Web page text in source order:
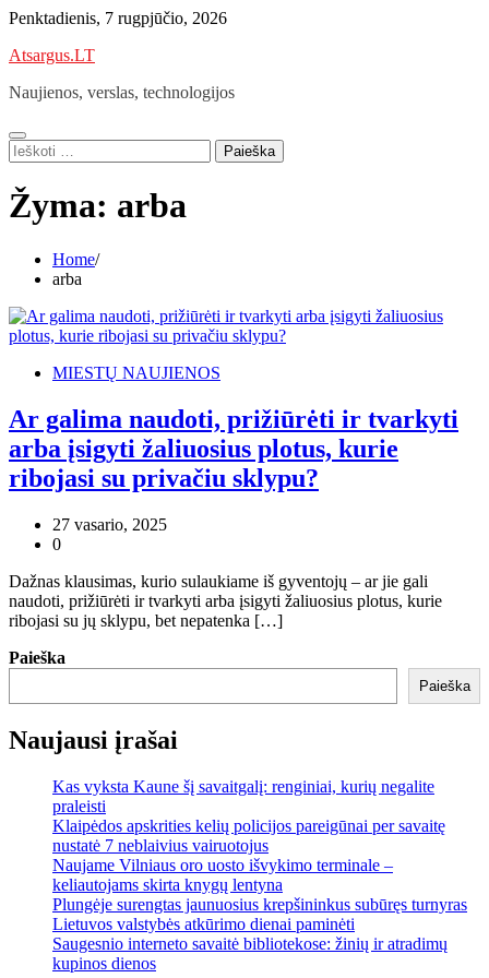
Skip
content
Penktadienis, 7 rugpjūčio, 2026
Atsargus.LT
Naujienos, verslas, technologijos
Ieškoti:
Žyma: arba
Home
arba
MIESTŲ NAUJIENOS
Ar galima naudoti, prižiūrėti ir tvarkyti
arba įsigyti žaliuosius plotus, kurie
ribojasi su privačiu sklypu?
27 vasario, 2025
0
Dažnas klausimas, kurio sulaukiame iš gyventojų – ar jie gali
naudoti, prižiūrėti ir tvarkyti arba įsigyti žaliuosius plotus, kurie
ribojasi su jų sklypu, bet nepatenka […]
Paieška
Paieška
Naujausi įrašai
Kas vyksta Kaune šį savaitgalį: renginiai, kurių negalite
praleisti
Klaipėdos apskrities kelių policijos pareigūnai per savaitę
nustatė 7 neblaivius vairuotojus
Naujame Vilniaus oro uosto išvykimo terminale –
keliautojams skirta knygų lentyna
Plungėje surengtas jaunuosius krepšininkus subūręs turnyras
Lietuvos valstybės atkūrimo dienai paminėti
Saugesnio interneto savaitė bibliotekose: žinių ir atradimų
kupinos dienos